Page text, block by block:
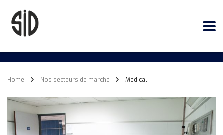
Home Nos secteurs de marché Médical